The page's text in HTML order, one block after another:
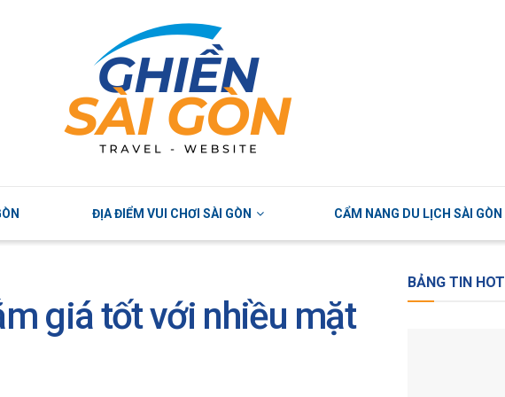
ĐỊA ĐIỂM VUI CHƠI SÀI GÒN CẨM NANG DU LỊCH SÀI GÒN
giá tốt với nhiều mặt
BẢNG TIN HOT